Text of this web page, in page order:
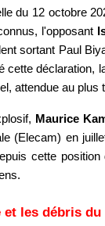
du 12 octobre
l'opposant
sortant Paul
cette déclaration,
attendue au plus
Maurice
(Elecam) en
cette
et les débris